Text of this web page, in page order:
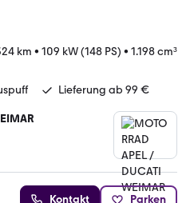
km • 109 kW (148 PS) • 1.198 cm³
Lieferung ab 99 €
Kontakt Parken